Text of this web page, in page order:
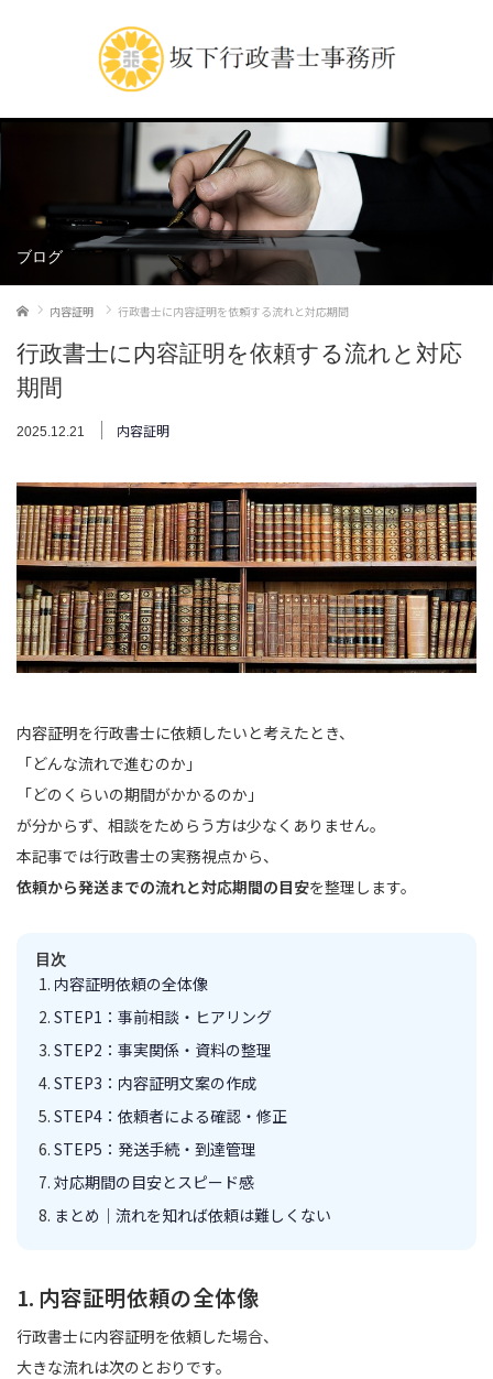
ブログ
ホーム 内容証明 行政書士に内容証明を依頼する流れと対応期間
行政書士に内容証明を依頼する流れと対応
期間
2025.12.21 内容証明
内容証明を行政書士に依頼したいと考えたとき、
「どんな流れで進むのか」
「どのくらいの期間がかかるのか」
が分からず、相談をためらう方は少なくありません。
本記事では行政書士の実務視点から、
依頼から発送までの流れと対応期間の目安を整理します。
目次
内容証明依頼の全体像
STEP1：事前相談・ヒアリング
STEP2：事実関係・資料の整理
STEP3：内容証明文案の作成
STEP4：依頼者による確認・修正
STEP5：発送手続・到達管理
対応期間の目安とスピード感
まとめ｜流れを知れば依頼は難しくない
1. 内容証明依頼の全体像
行政書士に内容証明を依頼した場合、
大きな流れは次のとおりです。